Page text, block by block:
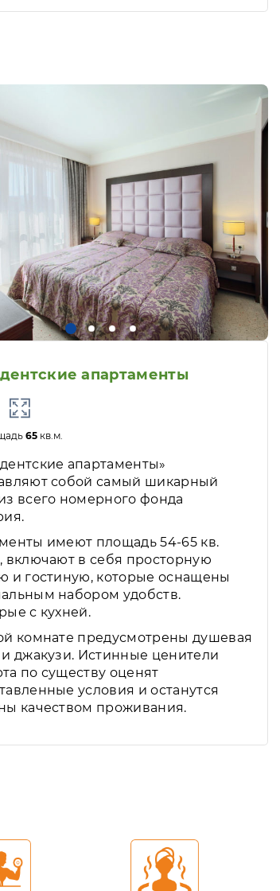
апартаменты
65 кв.м.
апартаменты»
собой самый шикарный
всего номерного фонда
имеют площадь 54-65 кв.
включают в себя просторную
и гостиную, которые оснащены
набором удобств.
с кухней.
комнате предусмотрены душевая
джакузи. Истинные ценители
по существу оценят
условия и останутся
качеством проживания.